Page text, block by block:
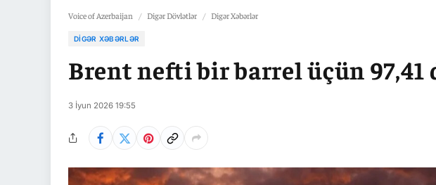
Voice of Azerbaijan / Digər Dövlətlər / Digər Xəbərlər
DIGƏR XƏBƏRLƏR
Brent nefti bir barrel üçün 97,41
3 İyun 2026 19:55